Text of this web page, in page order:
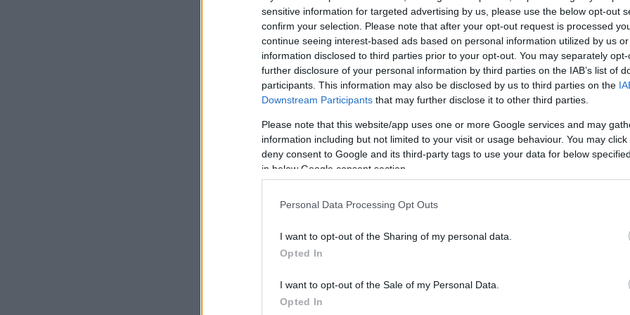
sensitive information for targeted advertising by us, please use the below opt-out
confirm your selection. Please note that after your opt-out request is processed
continue seeing interest-based ads based on personal information utilized by us
information disclosed to third parties prior to your opt-out. You may separately
further disclosure of your personal information by third parties on the IAB’s list of
participants. This information may also be disclosed by us to third parties on the
Downstream Participants that may further disclose it to other third parties.
Please note that this website/app uses one or more Google services and may
information including but not limited to your visit or usage behaviour. You may
deny consent to Google and its third-party tags to use your data for below
in below Google consent section.
Personal Data Processing Opt Outs
I want to opt-out of the Sharing of my personal data.
Opted In
I want to opt-out of the Sale of my Personal Data.
Opted In
αυτή η χρονιά, το μόνο που ήθελα ήταν να κρατηθώ στη ζωή», έγραψε
ανάρτησή της.
ΔΙΑΦΗΜΙΣΗ